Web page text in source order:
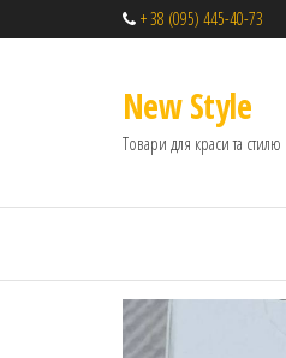
+ 38 (095) 445-40-73
New Style
Товари для краси та стилю